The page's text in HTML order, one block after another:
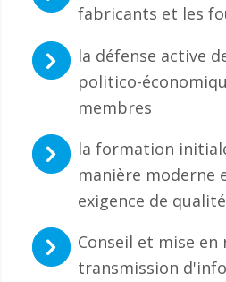
fabricants et les
la défense active
politico-
membres
la formation
manière moderne
exigence de
Conseil et mise en
transmission